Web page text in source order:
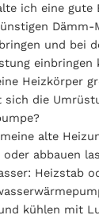
ich eine gute
Dämm-
und bei
einbringen
Heizkörper
sich die
alte
oder abbauen
Heizstab
kühlen mit